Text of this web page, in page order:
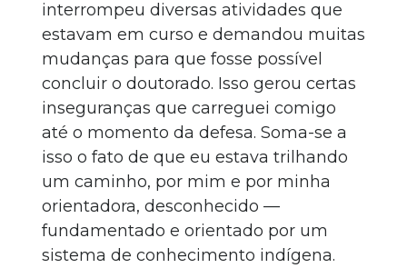
interrompeu diversas atividades que
estavam em curso e demandou muitas
mudanças para que fosse possível
concluir o doutorado. Isso gerou certas
inseguranças que carreguei comigo
até o momento da defesa. Soma-se a
isso o fato de que eu estava trilhando
um caminho, por mim e por minha
orientadora, desconhecido —
fundamentado e orientado por um
sistema de conhecimento indígena.